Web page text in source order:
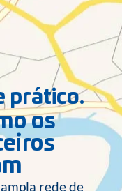
prático.
os
rede de